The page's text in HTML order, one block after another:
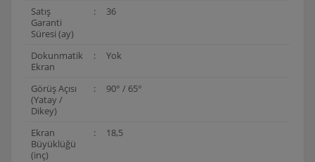
Satış
Garanti
Süresi (ay)
: 36
Dokunmatik
Ekran
: Yok
Görüş Açısı
(Yatay /
Dikey)
: 90° / 65°
Ekran
Büyüklüğü
(inç)
: 18,5